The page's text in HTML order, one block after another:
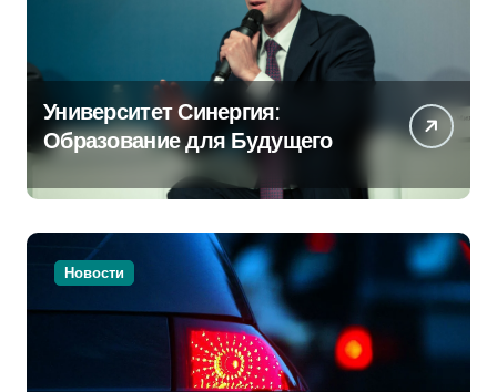
Университет Синергия:
Образование для Будущего
Новости